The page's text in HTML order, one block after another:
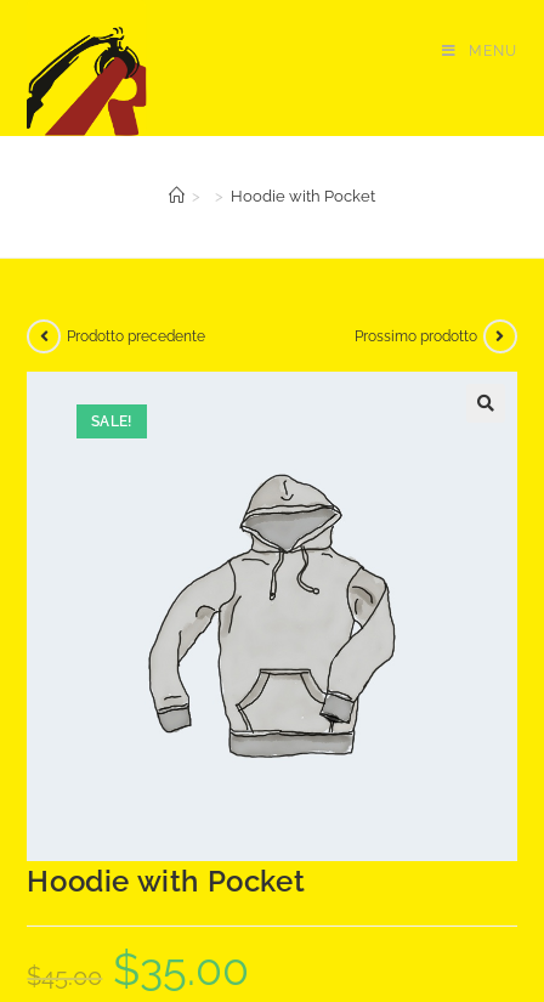
contenuto
MENU
> > Hoodie with Pocket
SALE!
Prodotto precedente Prossimo prodotto
Hoodie with Pocket
$45.00 $35.00